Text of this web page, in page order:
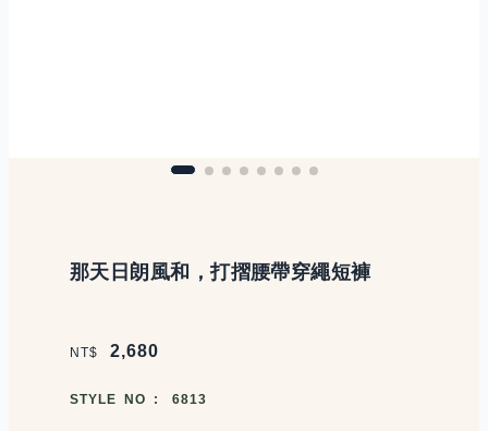
那天日朗風和，打摺腰帶穿繩短褲
NT$ 2,680
商品編號
STYLE NO : 6813